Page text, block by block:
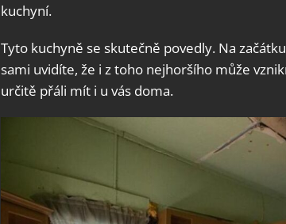
kuchyní.
Tyto kuchyně se skutečně povedly. Na
sami uvidíte, že i z toho nejhoršího může
určitě přáli mít i u vás doma.